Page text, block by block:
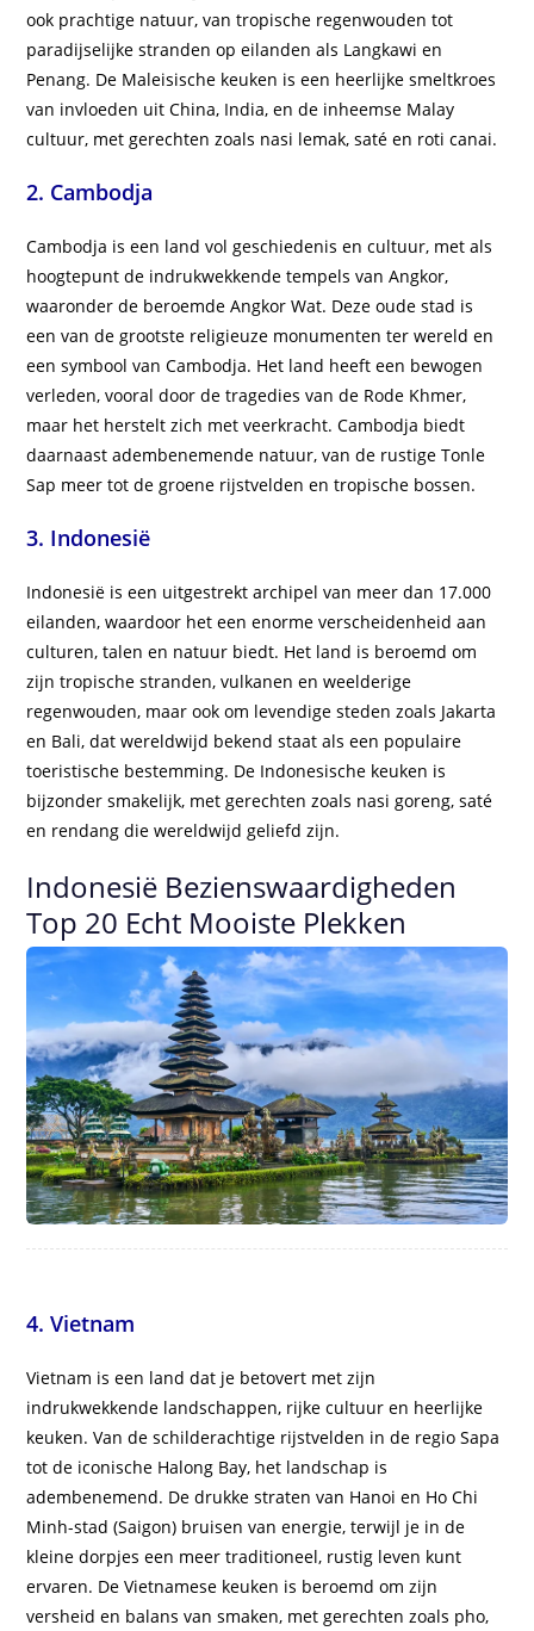
ook prachtige natuur, van tropische regenwouden tot
paradijselijke stranden op eilanden als Langkawi en
Penang. De Maleisische keuken is een heerlijke smeltkroes
van invloeden uit China, India, en de inheemse Malay
cultuur, met gerechten zoals nasi lemak, saté en roti canai.
2. Cambodja
Cambodja is een land vol geschiedenis en cultuur, met als
hoogtepunt de indrukwekkende tempels van Angkor,
waaronder de beroemde Angkor Wat. Deze oude stad is
een van de grootste religieuze monumenten ter wereld en
een symbool van Cambodja. Het land heeft een bewogen
verleden, vooral door de tragedies van de Rode Khmer,
maar het herstelt zich met veerkracht. Cambodja biedt
daarnaast adembenemende natuur, van de rustige Tonle
Sap meer tot de groene rijstvelden en tropische bossen.
3. Indonesië
Indonesië is een uitgestrekt archipel van meer dan 17.000
eilanden, waardoor het een enorme verscheidenheid aan
culturen, talen en natuur biedt. Het land is beroemd om
zijn tropische stranden, vulkanen en weelderige
regenwouden, maar ook om levendige steden zoals Jakarta
en Bali, dat wereldwijd bekend staat als een populaire
toeristische bestemming. De Indonesische keuken is
bijzonder smakelijk, met gerechten zoals nasi goreng, saté
en rendang die wereldwijd geliefd zijn.
Indonesië Bezienswaardigheden
Top 20 Echt Mooiste Plekken
4. Vietnam
Vietnam is een land dat je betovert met zijn
indrukwekkende landschappen, rijke cultuur en heerlijke
keuken. Van de schilderachtige rijstvelden in de regio Sapa
tot de iconische Halong Bay, het landschap is
adembenemend. De drukke straten van Hanoi en Ho Chi
Minh-stad (Saigon) bruisen van energie, terwijl je in de
kleine dorpjes een meer traditioneel, rustig leven kunt
ervaren. De Vietnamese keuken is beroemd om zijn
versheid en balans van smaken, met gerechten zoals pho,